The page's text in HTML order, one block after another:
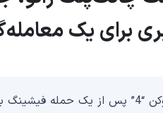
برای یک